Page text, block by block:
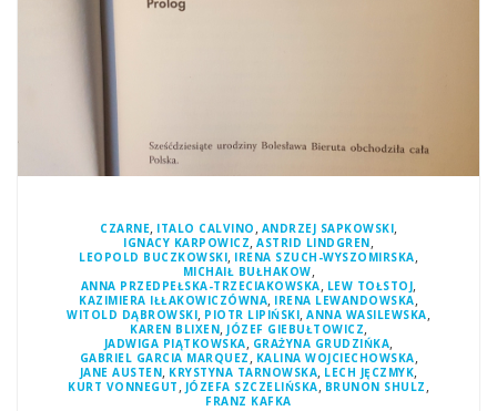
CZARNE, ITALO CALVINO , ANDRZEJ SAPKOWSKI,
IGNACY KARPOWICZ,ASTRID LINDGREN,
LEOPOLD BUCZKOWSKI, IRENA SZUCH-WYSZOMIRSKA,
MICHAIŁ BUŁHAKOW,
ANNA PRZEDPEŁSKA-TRZECIAKOWSKA, LEW TOŁSTOJ,
KAZIMIERA IŁŁAKOWICZÓWNA, IRENA LEWANDOWSKA,
WITOLD DĄBROWSKI, PIOTR LIPIŃSKI,ANNA WASILEWSKA,
KAREN BLIXEN, JÓZEF GIEBUŁTOWICZ,
JADWIGA PIĄTKOWSKA, GRAŻYNA GRUDZIŃKA,
GABRIEL GARCIA MARQUEZ , KALINA WOJCIECHOWSKA,
JANE AUSTEN, KRYSTYNA TARNOWSKA, LECH JĘCZMYK,
KURT VONNEGUT , JÓZEFA SZCZELIŃSKA, BRUNON SHULZ ,
FRANZ KAFKA